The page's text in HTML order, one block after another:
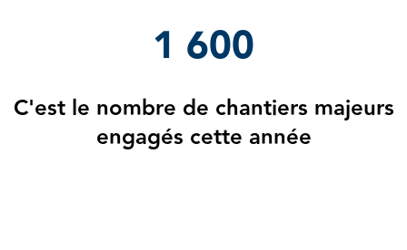
1 600
C'est le nombre de chantiers majeurs
engagés cette année